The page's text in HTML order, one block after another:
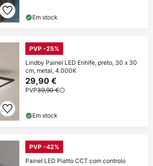
Em stock
PVP -25%
Lindby Painel LED Enhife, preto, 30 x 30
cm, metal, 4.000K
29,90 €
PVP39,90 €
Em stock
PVP -42%
Painel LED Piatto CCT com controlo